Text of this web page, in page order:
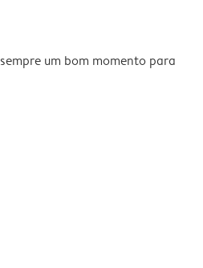
um bom momento para